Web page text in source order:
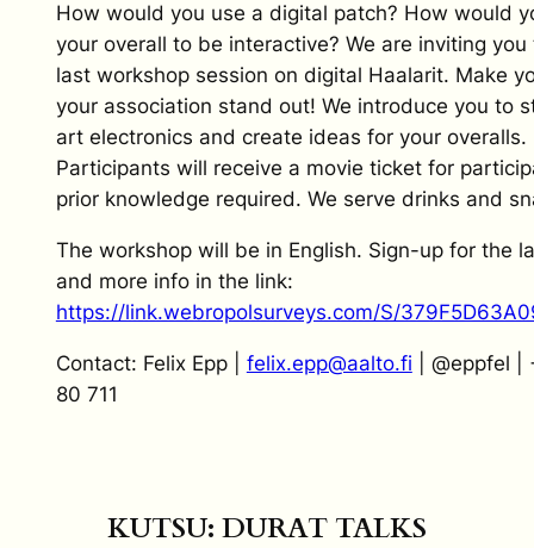
How would you use a digital patch? How would
your overall to be interactive? We are inviting you
last workshop session on digital Haalarit. Make
your association stand out! We introduce you to
art electronics and create ideas for your overalls.
Participants will receive a movie ticket for
prior knowledge required. We serve drinks and
The workshop will be in English. Sign-up for the
and more info in the link:
https://link.webropolsurveys.com/S/
Contact: Felix Epp | felix.epp@aalto.fi | @eppfel |
80 711
KUTSU: DURAT TALKS